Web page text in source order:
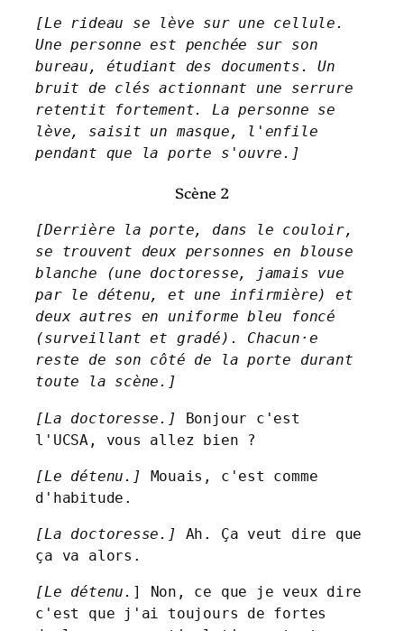
[Le rideau se lève sur une cellule.
Une personne est penchée sur son
bureau, étudiant des documents. Un
bruit de clés actionnant une serrure
retentit fortement. La personne se
lève, saisit un masque, l'enfile
pendant que la porte s'ouvre.]
Scène 2
[Derrière la porte, dans le couloir,
se trouvent deux personnes en blouse
blanche (une doctoresse, jamais vue
par le détenu, et une infirmière) et
deux autres en uniforme bleu foncé
(surveillant et gradé). Chacun·e
reste de son côté de la porte durant
toute la scène.]
[La doctoresse.] Bonjour c'est
l'UCSA, vous allez bien ?
[Le détenu.] Mouais, c'est comme
d'habitude.
[La doctoresse.] Ah. Ça veut dire que
ça va alors.
[Le détenu. ] Non, ce que je veux dire
c'est que j'ai toujours de fortes